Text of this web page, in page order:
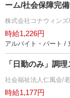
ーム/社会保障完備
株式会社コナウィン
時給1,226円
アルバイト・パート /
「日勤のみ」調
社会福祉法人仁風会/
時給1,177円